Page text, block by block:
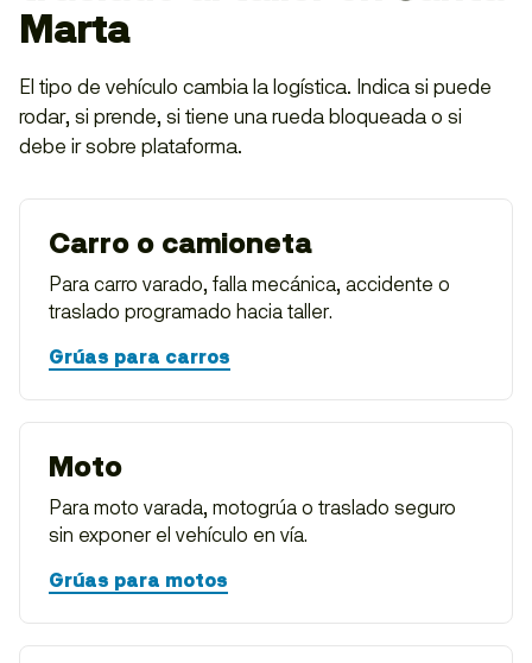
Marta
El tipo de vehículo cambia la logística. Indica si puede
rodar, si prende, si tiene una rueda bloqueada o si
debe ir sobre plataforma.
Carro o camioneta
Para carro varado, falla mecánica, accidente o
traslado programado hacia taller.
Grúas para carros
Moto
Para moto varada, motogrúa o traslado seguro
sin exponer el vehículo en vía.
Grúas para motos